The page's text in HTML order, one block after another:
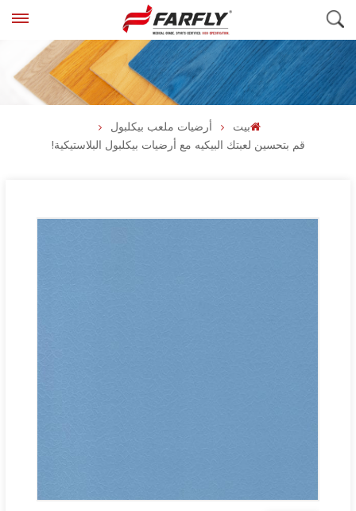
بيت
أرضيات ملعب بيكلبول
قم بتحسين لعبتك البيكيه مع أرضيات بيكلبول البلاستيكية!